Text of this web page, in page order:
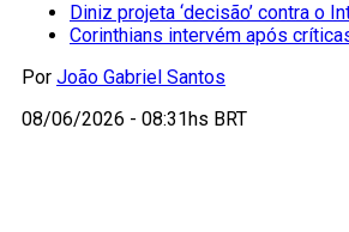
Diniz projeta ‘decisão’ contra o
Corinthians intervém após
Por João Gabriel Santos
08/06/2026 - 08:31hs BRT